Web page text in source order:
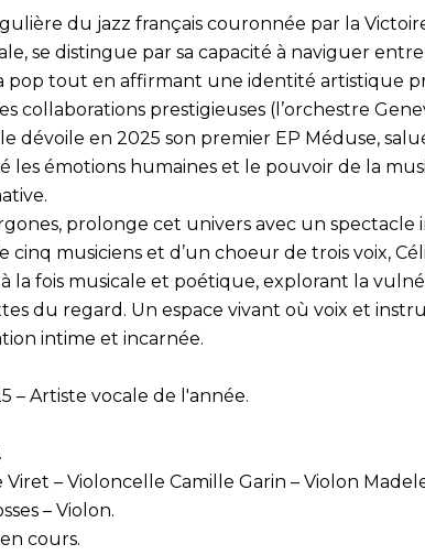
du jazz français couronnée par la
se distingue par sa capacité à naviguer entre
pop tout en affirmant une identité artistique
collaborations prestigieuses (l’orchestre
dévoile en 2025 son premier EP Méduse,
les émotions humaines et le pouvoir de la
prolonge cet univers avec un spectacle
cinq musiciens et d’un choeur de trois voix,
la fois musicale et poétique, explorant la
du regard. Un espace vivant où voix et
intime et incarnée.
– Artiste vocale de l'année.
– Violoncelle Camille Garin – Violon
– Violon.
cours.